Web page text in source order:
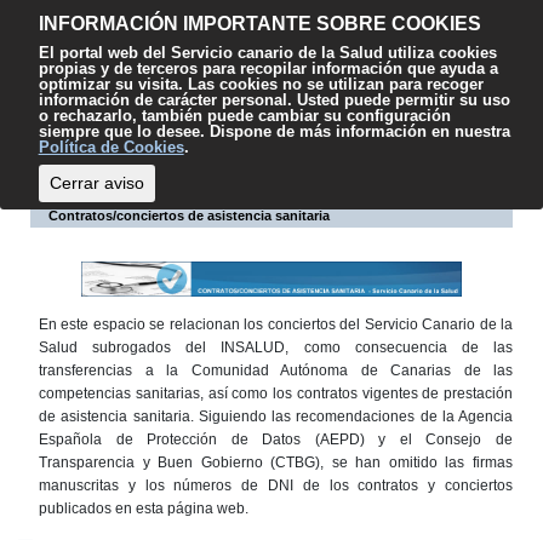
Contenido Accesibilidad Mapa web Contacto Sugerencias
SCS
Escuchar
INFORMACIÓN IMPORTANTE SOBRE COOKIES
El portal web del Servicio canario de la Salud utiliza cookies
propias y de terceros para recopilar información que ayuda a
optimizar su visita. Las cookies no se utilizan para recoger
información de carácter personal. Usted puede permitir su uso
o rechazarlo, también puede cambiar su configuración
siempre que lo desee. Dispone de más información en nuestra
Política de Cookies.
Cerrar aviso
Contratos/conciertos de asistencia sanitaria
En este espacio se relacionan los conciertos del Servicio Canario de la
Salud subrogados del INSALUD, como consecuencia de las
transferencias a la Comunidad Autónoma de Canarias de las
competencias sanitarias, así como los contratos vigentes de prestación
de asistencia sanitaria. Siguiendo las recomendaciones de la Agencia
Española de Protección de Datos (AEPD) y el Consejo de
Transparencia y Buen Gobierno (CTBG), se han omitido las firmas
manuscritas y los números de DNI de los contratos y conciertos
publicados en esta página web.